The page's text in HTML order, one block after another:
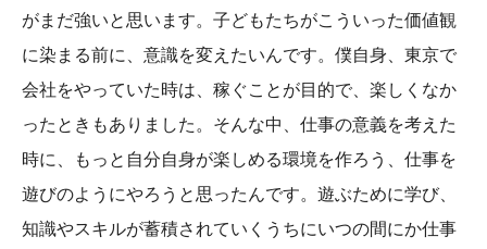
がまだ強いと思います。子どもたちがこういった価値観
に染まる前に、意識を変えたいんです。僕自身、東京で
会社をやっていた時は、稼ぐことが目的で、楽しくなか
ったときもありました。そんな中、仕事の意義を考えた
時に、もっと自分自身が楽しめる環境を作ろう、仕事を
遊びのようにやろうと思ったんです。遊ぶために学び、
知識やスキルが蓄積されていくうちにいつの間にか仕事